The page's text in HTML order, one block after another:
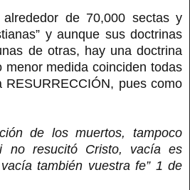
alrededor de 70,000 sectas y
y aunque sus doctrinas
de otras, hay una doctrina
medida coinciden todas
pues como
de los muertos, tampoco
no resucitó Cristo, vacía es
también vuestra fe” 1 de